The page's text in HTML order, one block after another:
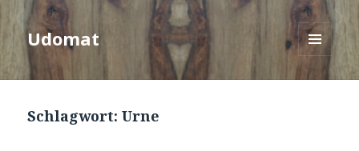
Udomat
MENÜ
UND
Schlagwort:Urne